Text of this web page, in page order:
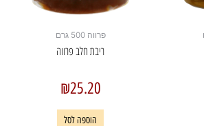
פרווה 500 גרם
ריבת חלב פרווה
₪25.20
הוספה לסל